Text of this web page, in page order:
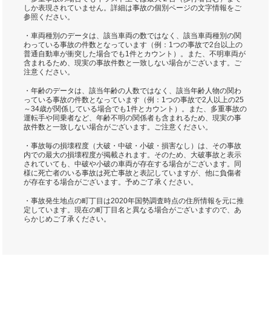
しか表現されていません。詳細は事故の個別ページの文字情報をご
参照ください。
・車両種別のデータは、該当車両の数ではなく、該当車両種別の関
わっている事故の件数となっています（例：1つの事故で2台以上の
普通自動車が衝突した場合でも1件とカウント）。また、不明車両が
含まれるため、現実の事故件数と一致しない場合がございます。ご
注意ください。
・年齢のデータは、該当年齢の人数ではなく、該当年齢人物の関わ
っている事故の件数となっています（例：1つの事故で2人以上の25
～34歳が関係している場合でも1件とカウント）。また、多重事故の
運転手や同乗者など、年齢不明の関係者も含まれるため、現実の事
故件数と一致しない場合がございます。ご注意ください。
・事故毎の損壊程度（大破・中破・小破・損害なし）は、その事故
内での最大の損壊程度が掲載されます。そのため、大破事故と表示
されていても、中破や小破の車両が存在する場合がございます。同
様に死亡者のいる事故は死亡事故と表記していますが、他に負傷者
が存在する場合がございます。予めご了承ください。
・事故発生地点の町丁目は2020年国勢調査時点の住所情報を元に推
定しています。現在の町丁目名と異なる場合がございますので、あ
らかじめご了承ください。